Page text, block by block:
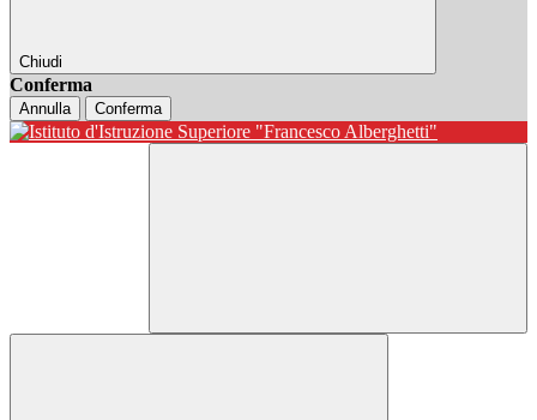
Chiudi
Conferma
Annulla Conferma